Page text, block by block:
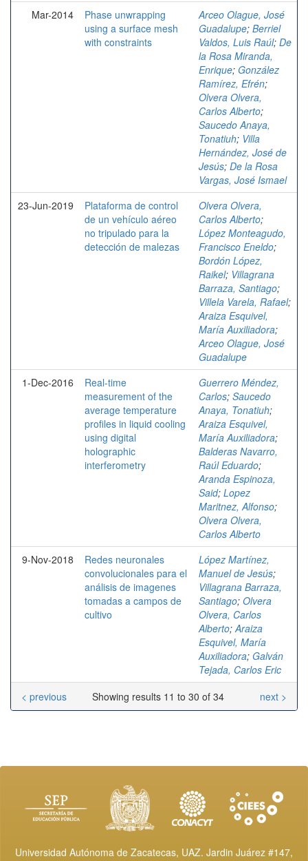
Mar-2014
Phase unwrapping
using a surface mesh
with constraints
Arceo Olague, José
Guadalupe; Berriel
Valdos, Luis Raúl; De
la Rosa Miranda,
Enrique; González
Ramírez, Efrén;
Olvera Olvera,
Carlos Alberto;
Saucedo Anaya,
Tonatiuh; Villa
Hernández, José de
Jesús; De la Rosa
Vargas, José Ismael
23-Jun-2019
Plataforma de control
de un vehículo aéreo
no tripulado para la
detección de malezas
Olvera Olvera,
Carlos Alberto;
López Monteagudo,
Francisco Eneldo;
Bordón López,
Raikel; Villagrana
Barraza, Santiago;
Villela Varela, Rafael;
Araiza Esquivel,
María Auxiliadora;
Arceo Olague, José
Guadalupe
1-Dec-2016
Real-time
measurement of the
average temperature
profiles in liquid cooling
using digital
holographic
interferometry
Guerrero Méndez,
Carlos; Saucedo
Anaya, Tonatiuh;
Araiza Esquivel,
María Auxiliadora;
Balderas Navarro,
Raúl Eduardo;
Aranda Espinoza,
Said; Lopez
Maritnez, Alfonso;
Olvera Olvera,
Carlos Alberto
9-Nov-2018
Redes neuronales
convolucionales para el
análisis de imagenes
tomadas a campos de
cultivo
López Martínez,
Manuel de Jesús;
Villagrana Barraza,
Santiago; Olvera
Olvera, Carlos
Alberto; Araiza
Esquivel, María
Auxiliadora; Galván
Tejada, Carlos Eric
Showing results 11 to 30 of 34
< previous next >
Universidad Autónoma de Zacatecas, UAZ. Jardin Juárez #147,